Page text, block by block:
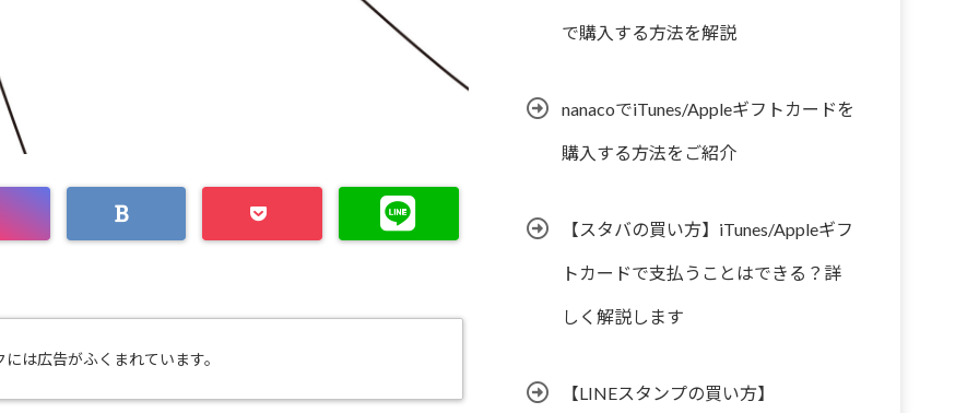
は広告がふくまれています。
で購入する方法を解説
nanacoでiTunes/Appleギフトカードを
購入する方法をご紹介
【スタバの買い方】iTunes/Appleギフ
トカードで支払うことはできる？詳
しく解説します
【LINEスタンプの買い方】